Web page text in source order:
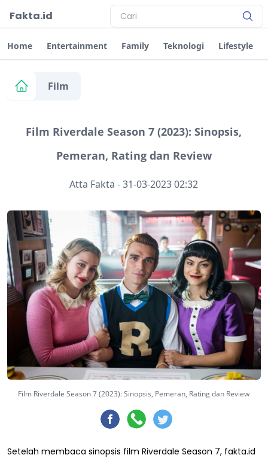
Fakta.id
Home Entertainment Family Teknologi Lifestyle
Film
Film Riverdale Season 7 (2023): Sinopsis,
Pemeran, Rating dan Review
Atta Fakta -31-03-2023 02:32
Film Riverdale Season 7 (2023): Sinopsis, Pemeran, Rating dan Review
Setelah membaca sinopsis film Riverdale Season 7, fakta.id